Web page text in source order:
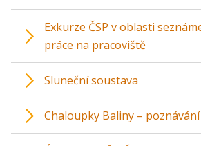
Exkurze ČSP v oblasti
práce na pracoviště
Sluneční soustava
Chaloupky Baliny –